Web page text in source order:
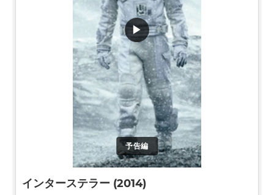
予告編
▶
インターステラー (2014)